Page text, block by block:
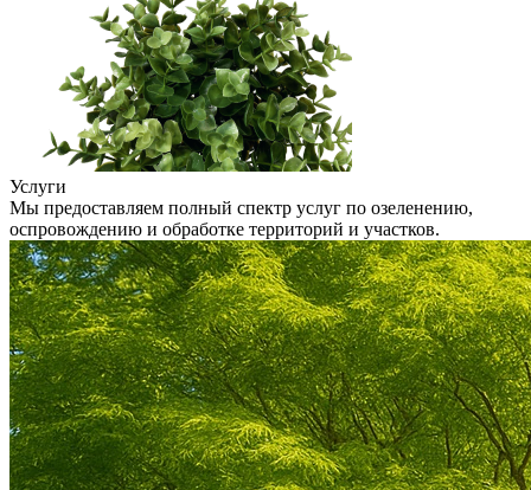
Услуги
Мы предоставляем полный спектр услуг по озеленению,
оспровождению и обработке территорий и участков.